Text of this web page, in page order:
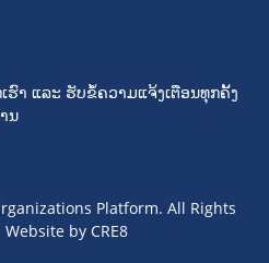
າ ແລະ ຮັບຂໍ້ຄວາມແຈ້ງເຕືອນທຸກຄັ້ງ
ນ
Platform. All Rights
by CRE8